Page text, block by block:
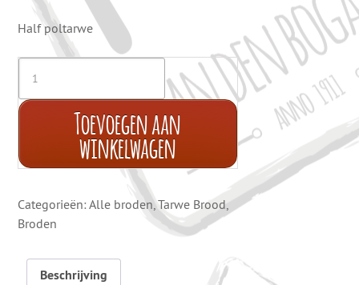
Half poltarwe
Toevoegen aan
winkelwagen
Categorieën:Alle broden,Tarwe Brood,
Broden
Beschrijving